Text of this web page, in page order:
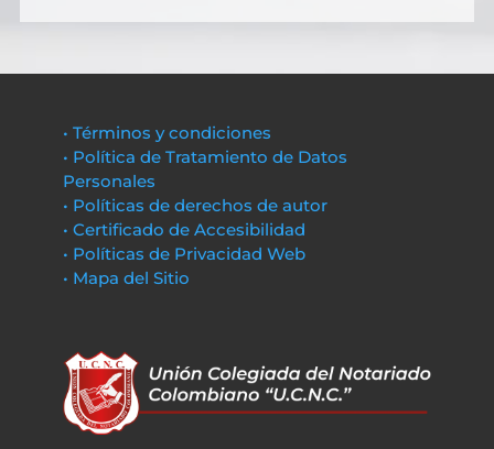
• Términos y condiciones
• Política de Tratamiento de Datos
Personales
• Políticas de derechos de autor
• Certificado de Accesibilidad
• Políticas de Privacidad Web
• Mapa del Sitio